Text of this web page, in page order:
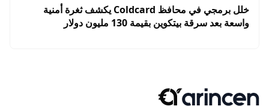
خلل برمجي في محافظ Coldcard يكشف ثغرة أمنية
واسعة بعد سرقة بيتكوين بقيمة 130 مليون دولار